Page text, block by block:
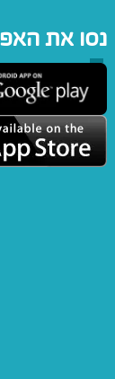
נסו את